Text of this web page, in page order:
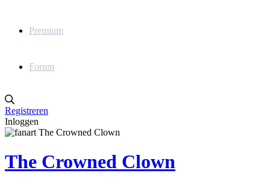
Premium
Forum
Registreren
Inloggen
The Crowned Clown